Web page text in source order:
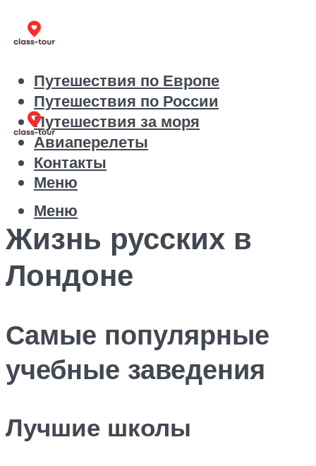
Путешествия по Европе
Путешествия по России
Путешествия за моря
Авиаперелеты
Контакты
Меню
Меню
Жизнь русских в
Лондоне
Самые популярные
учебные заведения
Лучшие школы